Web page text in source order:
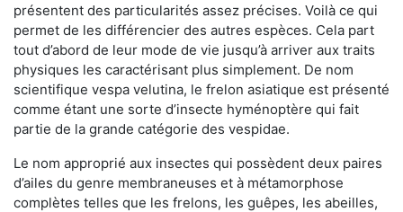
présentent des particularités assez précises. Voilà ce qui
permet de les différencier des autres espèces. Cela part
tout d’abord de leur mode de vie jusqu’à arriver aux traits
physiques les caractérisant plus simplement. De nom
scientifique vespa velutina, le frelon asiatique est présenté
comme étant une sorte d’insecte hyménoptère qui fait
partie de la grande catégorie des vespidae.
Le nom approprié aux insectes qui possèdent deux paires
d’ailes du genre membraneuses et à métamorphose
complètes telles que les frelons, les guêpes, les abeilles,